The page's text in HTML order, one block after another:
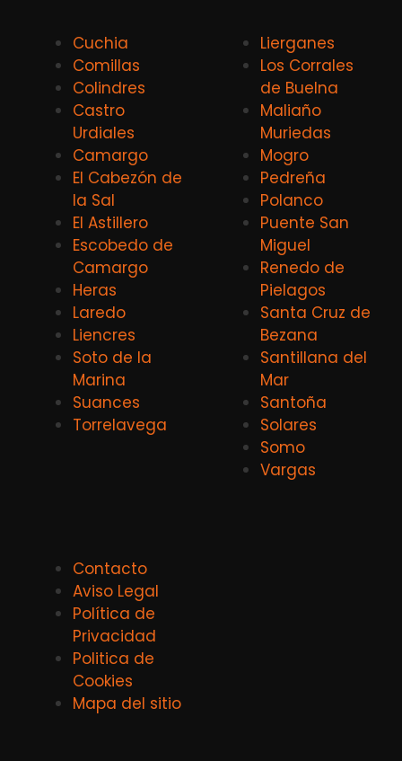
Cuchia
Comillas
Colindres
Castro
Urdiales
Camargo
El Cabezón de
la Sal
El Astillero
Escobedo de
Camargo
Heras
Laredo
Liencres
Soto de la
Marina
Suances
Torrelavega
Lierganes
Los Corrales
de Buelna
Maliaño
Muriedas
Mogro
Pedreña
Polanco
Puente San
Miguel
Renedo de
Pielagos
Santa Cruz de
Bezana
Santillana del
Mar
Santoña
Solares
Somo
Vargas
Contacto
Aviso Legal
Política de
Privacidad
Politica de
Cookies
Mapa del sitio